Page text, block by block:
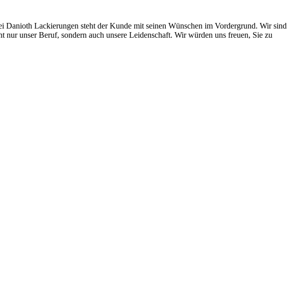
Lackierungen steht der Kunde mit seinen Wünschen im Vordergrund. Wir sind
unser Beruf, sondern auch unsere Leidenschaft. Wir würden uns freuen, Sie zu